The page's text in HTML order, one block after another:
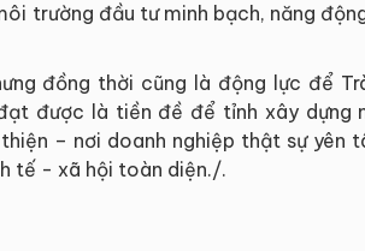
trường đầu tư minh bạch, năng
đồng thời cũng là động lực để
được là tiền đề để tỉnh xây dựng
– nơi doanh nghiệp thật sự yên
tế - xã hội toàn diện./.